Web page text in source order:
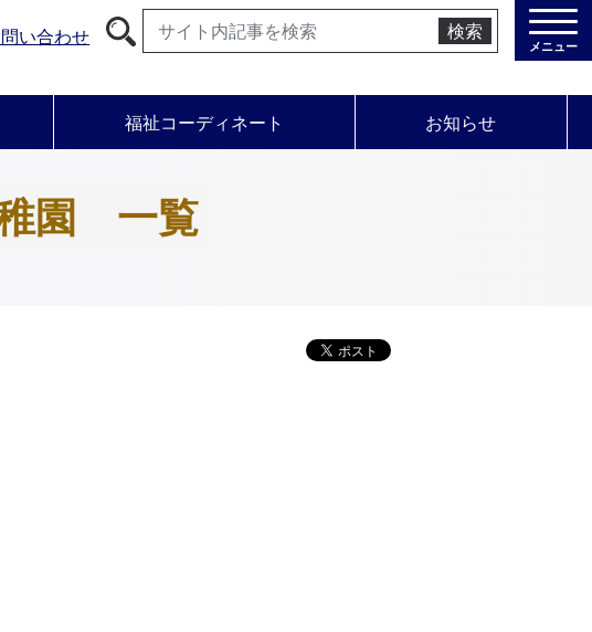
い合わせ 検索
メニュー
福祉コーディネート お知らせ
稚園 一覧